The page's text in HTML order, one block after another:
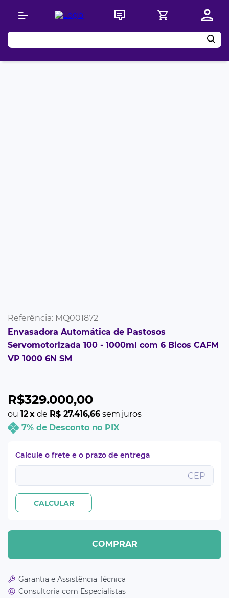
Buscar
Referência: MQ001872
Envasadora Automática de Pastosos
Servomotorizada 100 - 1000ml com 6 Bicos CAFM
VP 1000 6N SM
R$329.000,00
ou 12 x de R$ 27.416,66 sem juros
7% de Desconto no PIX
COMPRAR
Garantia e Assistência Técnica
Consultoria com Especialistas